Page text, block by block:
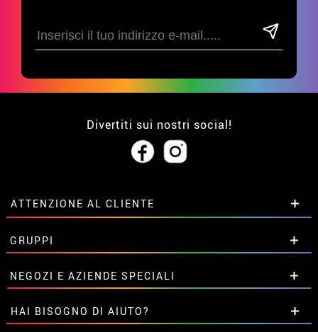
Divertiti sui nostri social!
ATTENZIONE AL CLIENTE
• Su di noi
• Condizioni di vendita
• Avviso legale privacy
• Attenzione al cliente
• Utilizzo dei cookies
•Impostazioni dei cookie
GRUPPI
Sconti speciali per gruppi.
Contattaci qui
NEGOZI E AZIENDE SPECIALI
Sconti speciali per gruppi.
Contattaci qui
HAI BISOGNO DI AIUTO?